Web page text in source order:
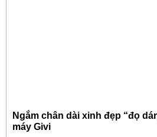
Ngắm chân dài xinh đẹp “đọ
máy Givi